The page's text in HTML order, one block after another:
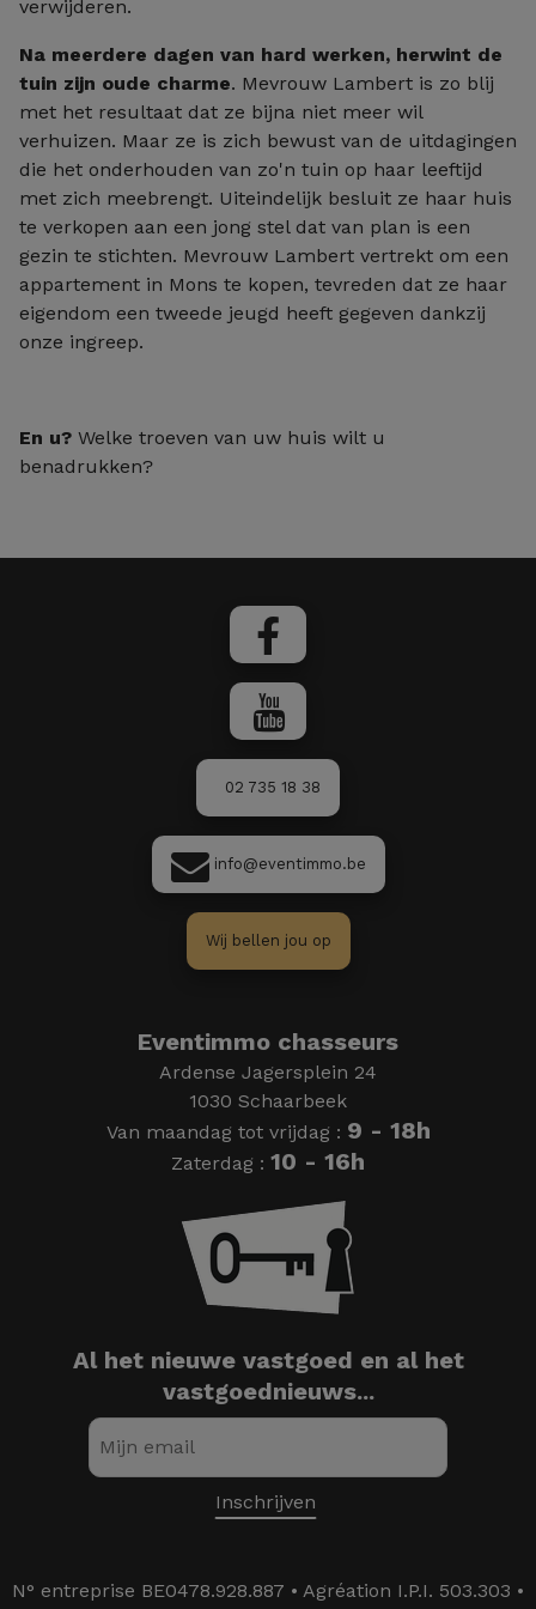
verwijderen.
Na meerdere dagen van hard werken, herwint de
tuin zijn oude charme. Mevrouw Lambert is zo blij
met het resultaat dat ze bijna niet meer wil
verhuizen. Maar ze is zich bewust van de uitdagingen
die het onderhouden van zo'n tuin op haar leeftijd
met zich meebrengt. Uiteindelijk besluit ze haar huis
te verkopen aan een jong stel dat van plan is een
gezin te stichten. Mevrouw Lambert vertrekt om een
appartement in Mons te kopen, tevreden dat ze haar
eigendom een tweede jeugd heeft gegeven dankzij
onze ingreep.
En u? Welke troeven van uw huis wilt u
benadrukken?
02 735 18 38
info@eventimmo.be
Wij bellen jou op
Eventimmo chasseurs
Ardense Jagersplein 24
1030 Schaarbeek
Van maandag tot vrijdag : 9 - 18h
Zaterdag : 10 - 16h
Al het nieuwe vastgoed en al het
vastgoednieuws...
N° entreprise BE0478.928.887 • Agréation I.P.I. 503.303 •